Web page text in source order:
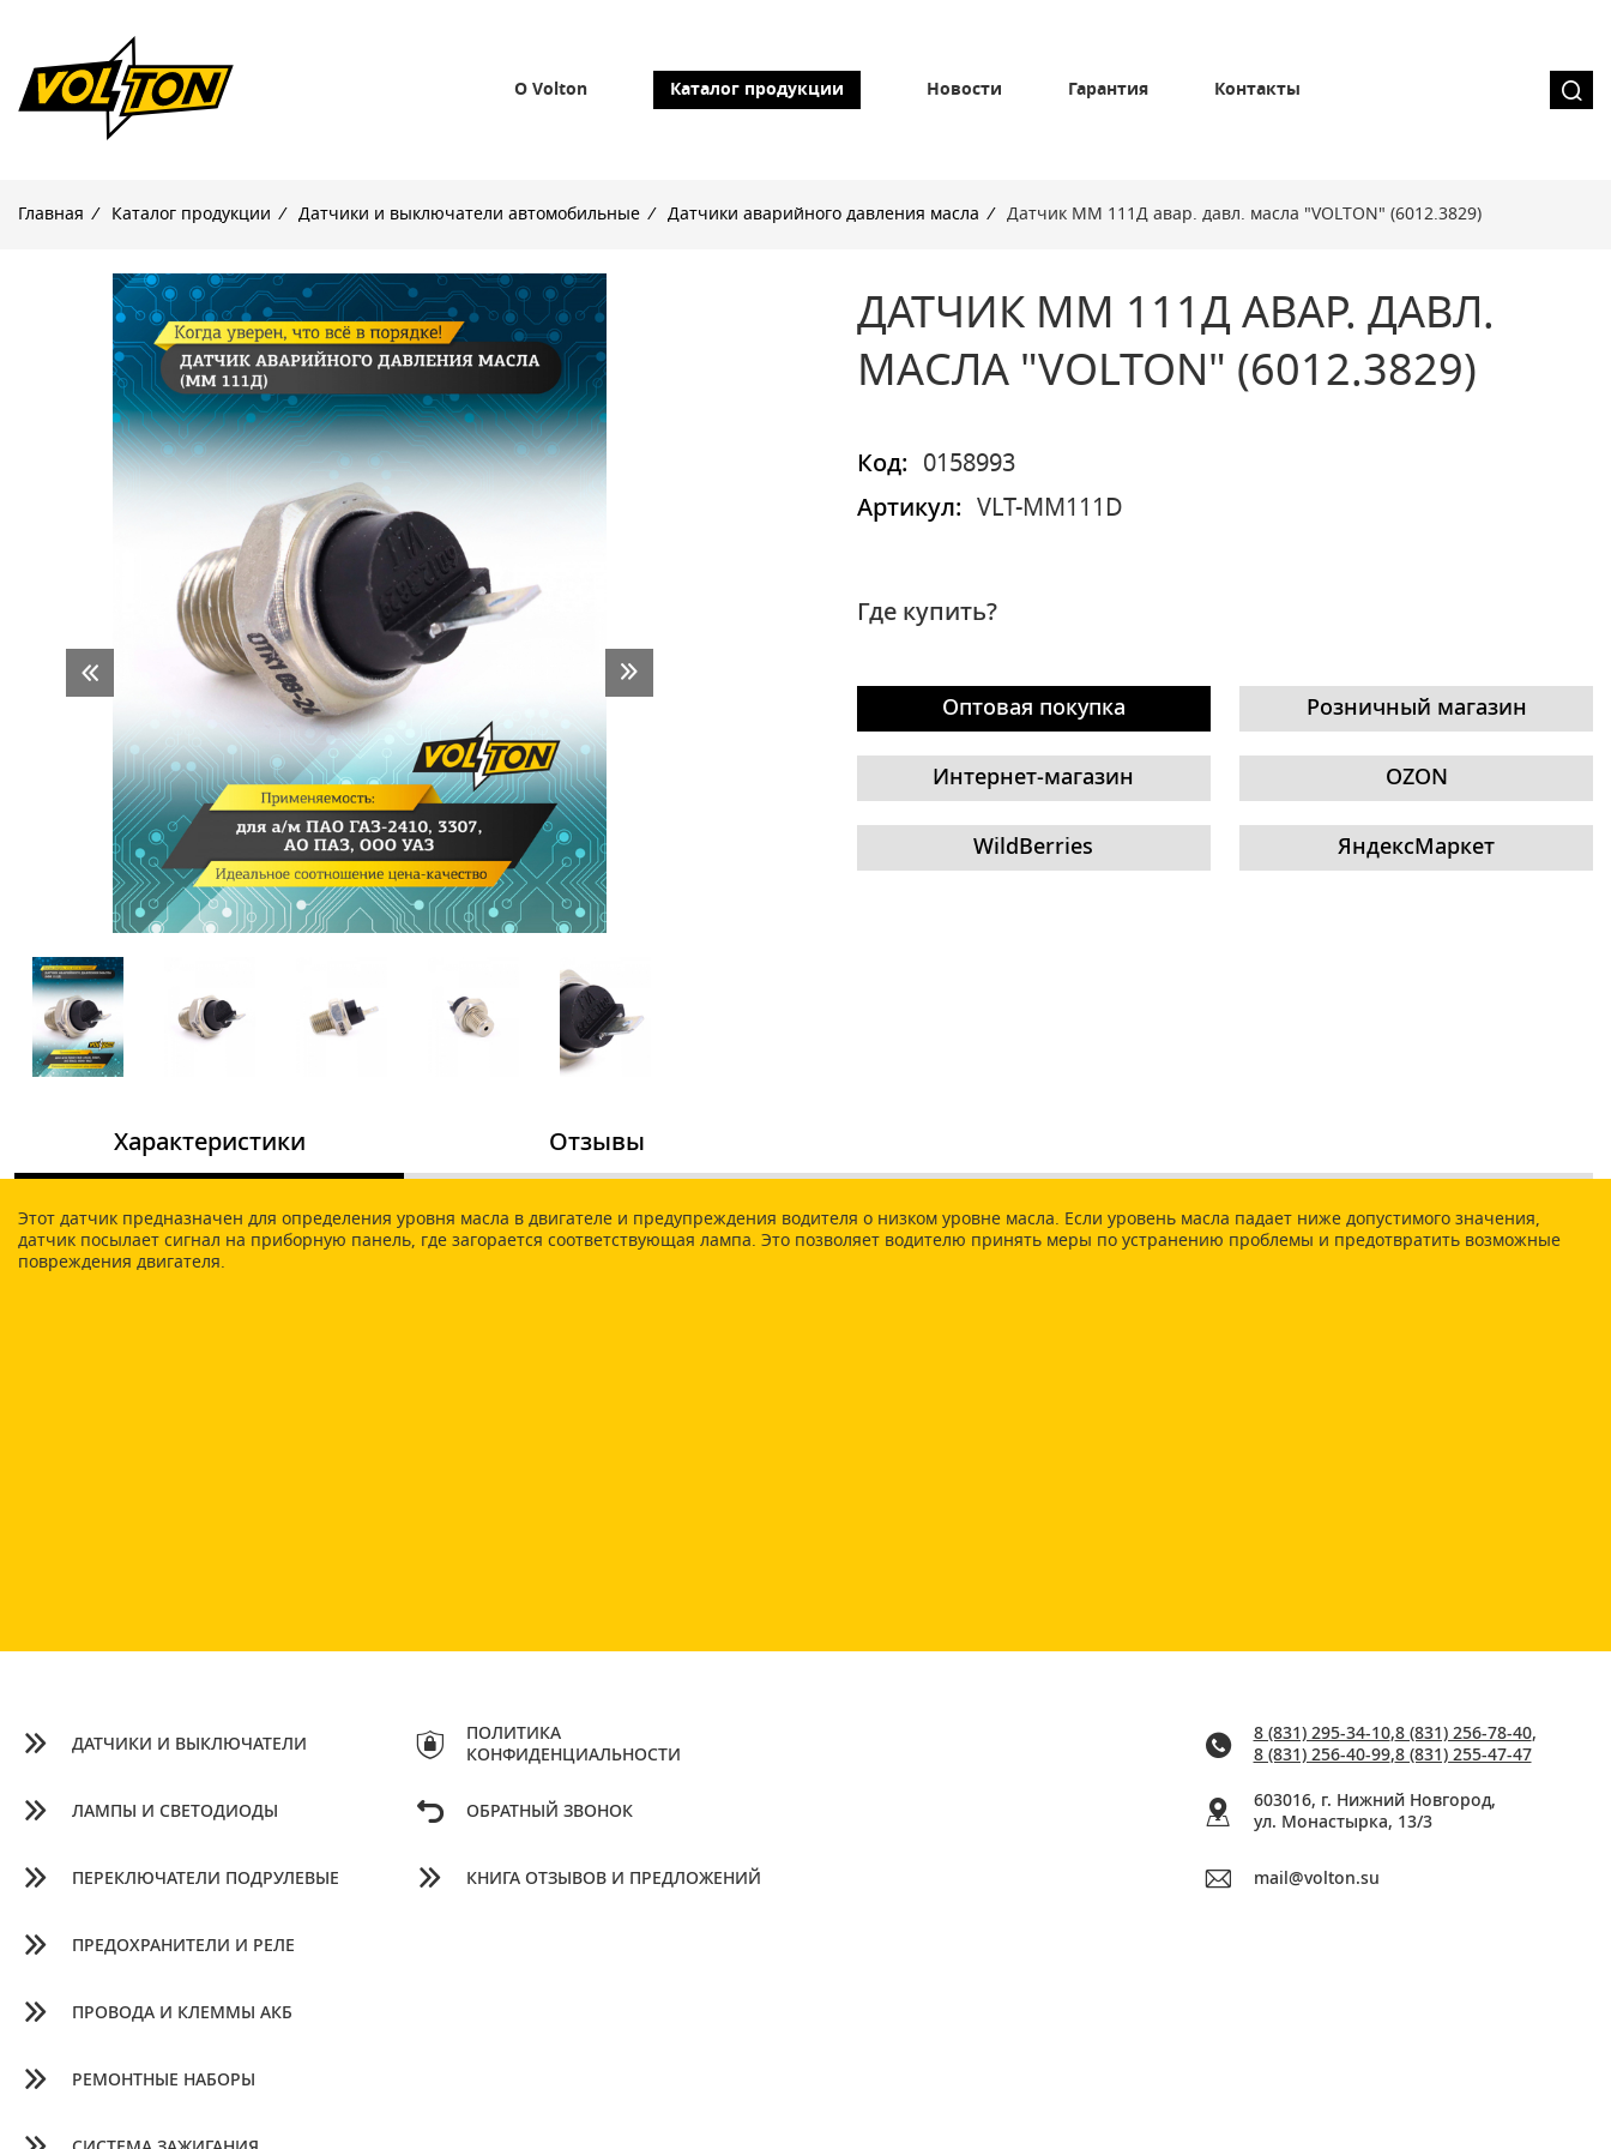
О Volton Каталог продукции Новости Гарантия Контакты
Главная / Каталог продукции / Датчики и выключатели автомобильные / Датчики аварийного давления масла / Датчик ММ 111Д авар. давл. масла "VOLTON" (6012.3829)
ДАТЧИК ММ 111Д АВАР. ДАВЛ.
МАСЛА "VOLTON" (6012.3829)
Код:
0158993
Артикул:
VLT-MM111D
Где купить?
Оптовая покупка Розничный магазин
Интернет-магазин OZON
WildBerries ЯндексМаркет
Характеристики
Этот датчик предназначен для определения уровня масла в двигателе и предупреждения водителя о низком уровне масла. Если уровень масла падает ниже допустимого значения,
датчик посылает сигнал на приборную панель, где загорается соответствующая лампа. Это позволяет водителю принять меры по устранению проблемы и предотвратить возможные
повреждения двигателя.
Отзывы
ДАТЧИКИ И ВЫКЛЮЧАТЕЛИ
ЛАМПЫ И СВЕТОДИОДЫ
ПЕРЕКЛЮЧАТЕЛИ ПОДРУЛЕВЫЕ
ПРЕДОХРАНИТЕЛИ И РЕЛЕ
ПРОВОДА И КЛЕММЫ АКБ
РЕМОНТНЫЕ НАБОРЫ
ПОЛИТИКА
КОНФИДЕНЦИАЛЬНОСТИ
ОБРАТНЫЙ ЗВОНОК
КНИГА ОТЗЫВОВ И ПРЕДЛОЖЕНИЙ
8 (831) 295-34-10,8 (831) 256-78-40,
8 (831) 256-40-99,8 (831) 255-47-47
603016, г. Нижний Новгород,
ул. Монастырка, 13/3
mail@volton.su